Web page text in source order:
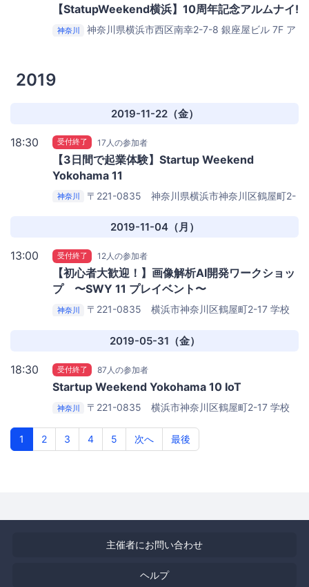
【StatupWeekend横浜】10周年記念アルムナイ!
神奈川 神奈川県横浜市西区南幸2-7-8 銀座屋ビル 7F ア
2019
2019-11-22（金）
18:30 受付終了 17人の参加者
【3日間で起業体験】Startup Weekend
Yokohama 11
神奈川
〒221-0835 神奈川県横浜市神奈川区鶴屋町2-
崎学園情報科学専門学校 608教室(6階)
2019-11-04（月）
13:00 受付終了 12人の参加者
【初心者大歓迎！】画像解析AI開発ワークショッ
プ 〜SWY 11 プレイベント〜
神奈川 〒221-0835 横浜市神奈川区鶴屋町2-17 学校
2019-05-31（金）
18:30 受付終了 87人の参加者
Startup Weekend Yokohama 10 IoT
神奈川 〒221-0835 横浜市神奈川区鶴屋町2-17 学校
1
2 3 4 5 次へ 最後
主催者にお問い合わせ
ヘルプ